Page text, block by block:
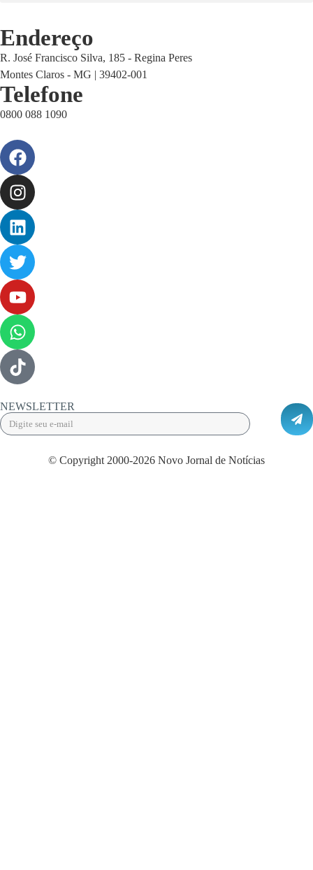
Endereço
R. José Francisco Silva, 185 - Regina Peres
Montes Claros - MG | 39402-001
Telefone
0800 088 1090
NEWSLETTER
© Copyright 2000-2026 Novo Jornal de Notícias